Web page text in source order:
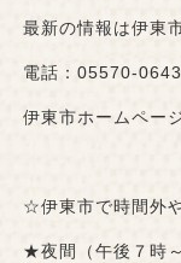
最新の情報は伊東
電話：05570-
伊東市ホームペー
☆伊東市で時間外
★夜間（午後７時